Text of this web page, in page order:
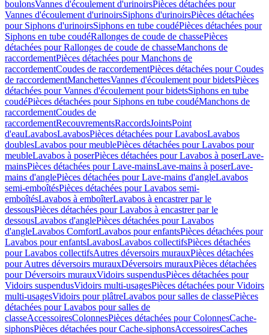
boulonsVannes d'écoulement d'urinoirsPièces détachées pour
Vannes d'écoulement d'urinoirsSiphons d'urinoirsPièces détachées
pour Siphons d'urinoirsSiphons en tube coudéPièces détachées pour
Siphons en tube coudéRallonges de coude de chassePièces
détachées pour Rallonges de coude de chasseManchons de
raccordementPièces détachées pour Manchons de
raccordementCoudes de raccordementPièces détachées pour Coudes
de raccordementManchettesVannes d'écoulement pour bidetsPièces
détachées pour Vannes d'écoulement pour bidetsSiphons en tube
coudéPièces détachées pour Siphons en tube coudéManchons de
raccordementCoudes de
raccordementRecouvrementsRaccordsJointsPoint
d'eauLavabosLavabosPièces détachées pour LavabosLavabos
doublesLavabos pour meublePièces détachées pour Lavabos pour
meubleLavabos à poserPièces détachées pour Lavabos à poserLave-
mainsPièces détachées pour Lave-mainsLave-mains à poserLave-
mains d'anglePièces détachées pour Lave-mains d'angleLavabos
semi-emboîtésPièces détachées pour Lavabos semi-
emboîtésLavabos à emboîterLavabos à encastrer par le
dessousPièces détachées pour Lavabos à encastrer par le
dessousLavabos d'anglePièces détachées pour Lavabos
d'angleLavabos ComfortLavabos pour enfantsPièces détachées pour
Lavabos pour enfantsLavabosLavabos collectifsPièces détachées
pour Lavabos collectifsAutres déversoirs murauxPièces détachées
pour Autres déversoirs murauxDéversoirs murauxPièces détachées
pour Déversoirs murauxVidoirs suspendusPièces détachées pour
Vidoirs suspendusVidoirs multi-usagesPièces détachées pour Vidoirs
multi-usagesVidoirs pour plâtreLavabos pour salles de classePièces
détachées pour Lavabos pour salles de
classeAccessoiresColonnesPièces détachées pour ColonnesCache-
siphonsPièces détachées pour Cache-siphonsAccessoiresCaches